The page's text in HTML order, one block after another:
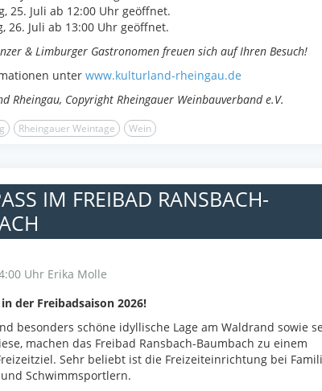
25. Juli ab 12:00 Uhr geöffnet.
26. Juli ab 13:00 Uhr geöffnet.
& Limburger Gastronomen freuen sich auf Ihren Besuch!
unter www.kulturland-rheingau.de
Rheingau, Copyright Rheingauer Weinbauverband e.V.
Rheingauer Weintage Wein
IM FREIBAD RANSBACH-B
Uhr Erika Molle
der Freibadsaison 2026!
besonders schöne idyllische Lage am Waldrand sowie
machen das Freibad Ransbach-Baumbach zu einem
Sehr beliebt ist die Freizeiteinrichtung bei
Schwimmsportlern.